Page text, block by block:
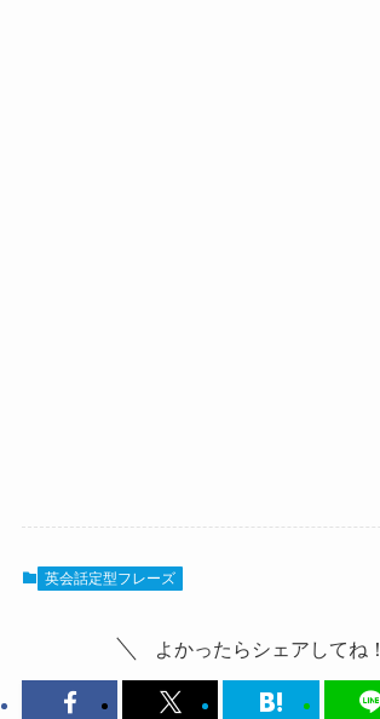
英会話定型フレーズ
よかったらシェアしてね！